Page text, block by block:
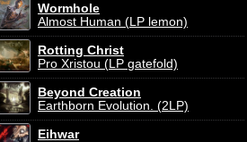
Wormhole
Almost Human (LP lemon)
Rotting Christ
Pro Xristou (LP gatefold)
Beyond Creation
Earthborn Evolution. (2LP)
Eihwar